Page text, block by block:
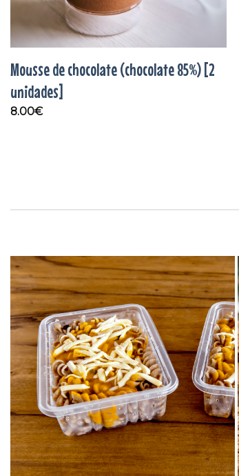
Mousse de chocolate (chocolate 85%) [2
unidades]
8.00€